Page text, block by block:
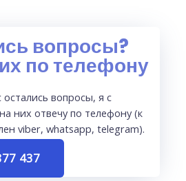
вопросы?
по телефону
остались вопросы, я с
них отвечу по телефону (к
viber, whatsapp, telegram).
437